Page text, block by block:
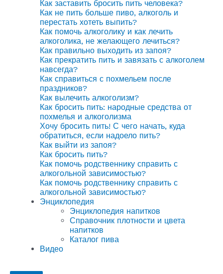
Как заставить бросить пить человека?
Как не пить больше пиво, алкоголь и
перестать хотеть выпить?
Как помочь алкоголику и как лечить
алкоголика, не желающего лечиться?
Как правильно выходить из запоя?
Как прекратить пить и завязать с алкоголем
навсегда?
Как справиться с похмельем после
праздников?
Как вылечить алкоголизм?
Как бросить пить: народные средства от
похмелья и алкоголизма
Хочу бросить пить! С чего начать, куда
обратиться, если надоело пить?
Как выйти из запоя?
Как бросить пить?
Как помочь родственнику справить с
алкогольной зависимостью?
Как помочь родственнику справить с
алкогольной зависимостью?
Энциклопедия
Энциклопедия напитков
Справочник плотности и цвета
напитков
Каталог пива
Видео